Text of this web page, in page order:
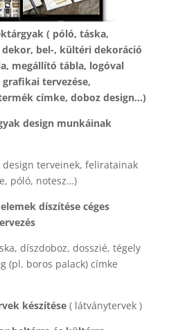
( póló, táska,
bel-, kültéri dekoráció
megállító tábla, logóval
tervezése,
címke, doboz design…)
design munkáinak
design terveinek, feliratainak
póló, notesz…)
díszítése céges
díszdoboz, dosszié, tégely
(pl. boros palack) címke
készítése ( látványtervek )